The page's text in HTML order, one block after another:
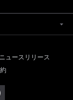
ニュースリリース